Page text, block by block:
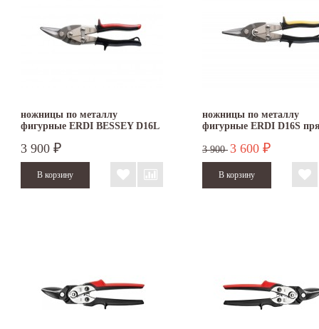
ножницы по металлу
фигурные ERDI BESSEY D16L
3 900 ₽
ножницы по металлу
фигурные ERDI D16S
3 900 3 600 ₽